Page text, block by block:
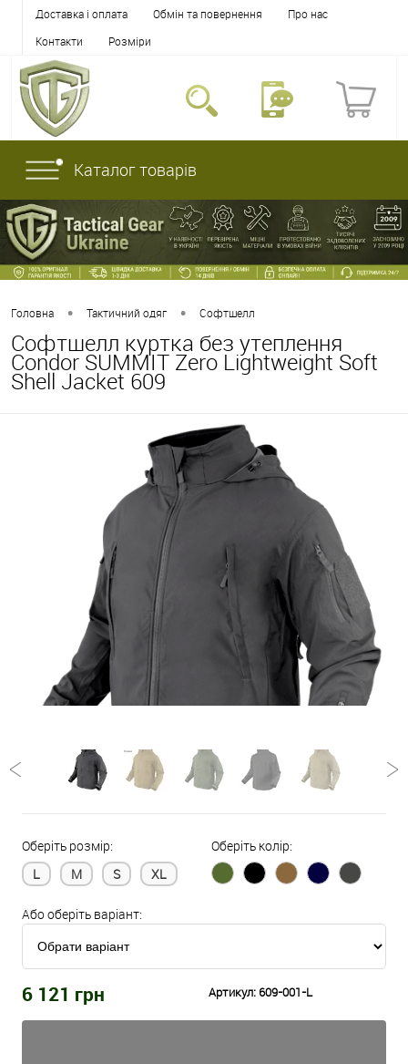
Доставка і оплата Обмін та повернення
Про нас
Контакти
Розміри
Каталог товарів
Головна • Тактичний одяг • Софтшелл
Софтшелл куртка без утеплення
Condor SUMMIT Zero Lightweight Soft
Shell Jacket 609
Оберіть розмір:
L
M S XL
Оберіть колір:
Або оберіть варіант:
6 121 грн Артикул: 609-001-L